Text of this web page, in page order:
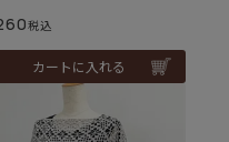
税込
カートに入れる